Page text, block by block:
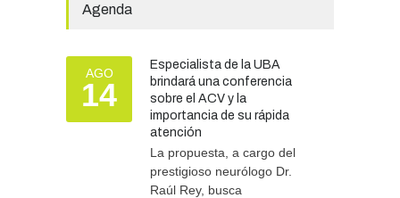
EDUCACIÓN 30/07/2026
Más de 100 atletas
participaron del Duatlón en
Chascomús
DEPORTES 10/08/2026
Agenda
AGO
14
Especialista de la UBA
brindará una conferencia
sobre el ACV y la
importancia de su rápida
atención
La propuesta, a cargo del
prestigioso neurólogo Dr.
Raúl Rey, busca